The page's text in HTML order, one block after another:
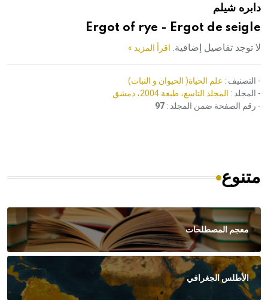
هيئة الموسوعة العربية تطلق موسوعات جديدة في عام 2026دابره شيلم
Ergot of rye - Ergot de seigle
لا توجد تفاصيل إضافية. اقرأ المزيد »
- التصنيف : علم الحياة( الحيوان و النبات)
- المجلد : المجلد التاسع، طبعة 2004، دمشق
- رقم الصفحة ضمن المجلد : 97
متنوع
معجم المصطلحات
الأطلس الجغرافي